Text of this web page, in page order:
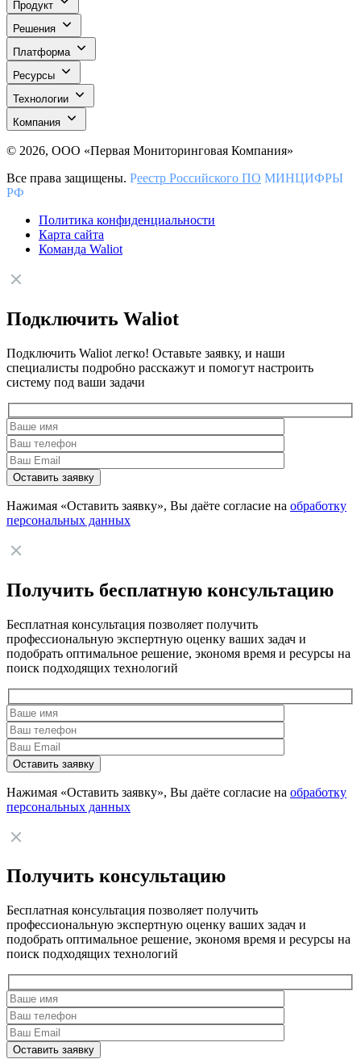
Продукт
Решения
Платформа
Ресурсы
Технологии
Компания
© 2026, ООО «Первая Мониторинговая Компания»
Все права защищены. Реестр Российского ПО МИНЦИФРЫ
РФ
Политика конфиденциальности
Карта сайта
Команда Waliot
Подключить Waliot
Подключить Waliot легко! Оставьте заявку, и наши
специалисты подробно расскажут и помогут настроить
систему под ваши задачи
Нажимая «Оставить заявку», Вы даёте согласие на обработку
персональных данных
Получить бесплатную консультацию
Бесплатная консультация позволяет получить
профессиональную экспертную оценку ваших задач и
подобрать оптимальное решение, экономя время и ресурсы на
поиск подходящих технологий
Нажимая «Оставить заявку», Вы даёте согласие на обработку
персональных данных
Получить консультацию
Бесплатная консультация позволяет получить
профессиональную экспертную оценку ваших задач и
подобрать оптимальное решение, экономя время и ресурсы на
поиск подходящих технологий